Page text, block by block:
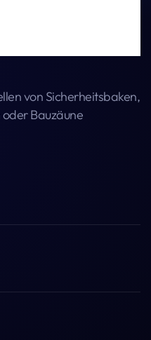
von Sicherheitsbaken,
Bauzäune